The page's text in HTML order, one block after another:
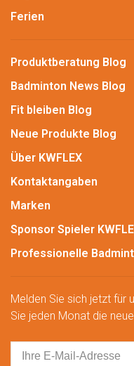
Ferien
Produktberatung Blog
Badminton News Blog
Fit bleiben Blog
Neue Produkte Blog
Über KWFLEX
Kontaktangaben
Marken
Sponsor Spieler
Professionelle
Melden Sie sich jetzt für
Sie jeden Monat die